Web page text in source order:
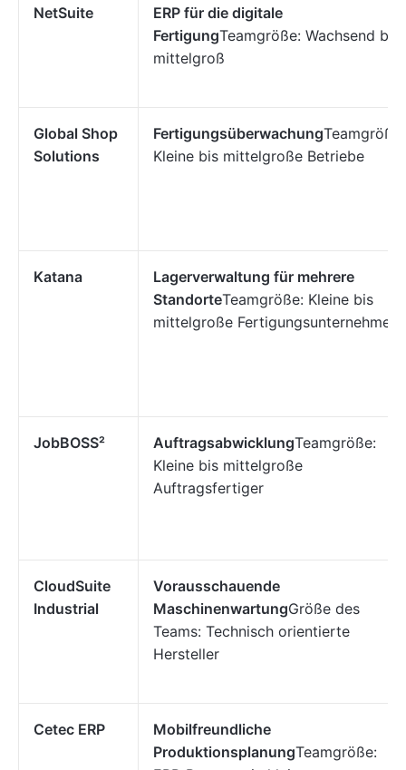
NetSuite
ERP für die digitale
FertigungTeamgröße: Wachsend bis
mittelgroß
Global Shop
Solutions
FertigungsüberwachungTeamgröße:
Kleine bis mittelgroße Betriebe
Katana
Lagerverwaltung für mehrere
StandorteTeamgröße: Kleine bis
mittelgroße Fertigungsunternehmen
JobBOSS² AuftragsabwicklungTeamgröße:
Kleine bis mittelgroße
Auftragsfertiger
CloudSuite
Industrial
Vorausschauende
MaschinenwartungGröße des
Teams: Technisch orientierte
Hersteller
Cetec ERP
Mobilfreundliche
ProduktionsplanungTeamgröße: